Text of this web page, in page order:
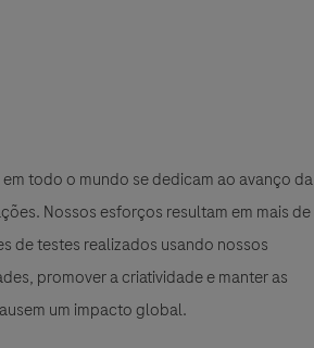
todo o mundo se dedicam ao avanço da
Nossos esforços resultam em mais de
de testes realizados usando nossos
promover a criatividade e manter as
um impacto global.